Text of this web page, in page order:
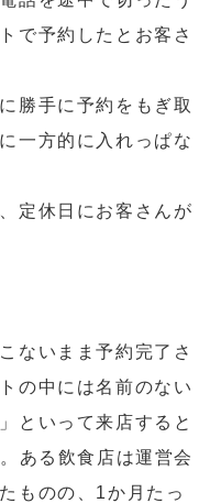
で予約したとお客さ
勝手に予約をもぎ取
一方的に入れっぱな
定休日にお客さんが
ないまま予約完了さ
の中には名前のない
といって来店すると
ある飲食店は運営会
ものの、1か月たっ